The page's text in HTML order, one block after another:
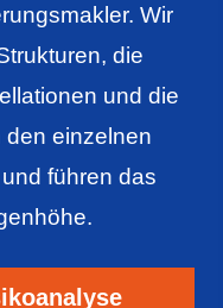
Wir
die
und die
den einzelnen
führen das